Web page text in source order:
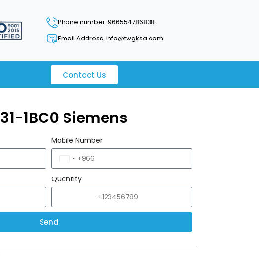
Phone number: 966554786838
Email Address: info@twgksa.com
Contact Us
1BC0 Siemens
Mobile Number
Saudi
Arabia
+966
Quantity
Send